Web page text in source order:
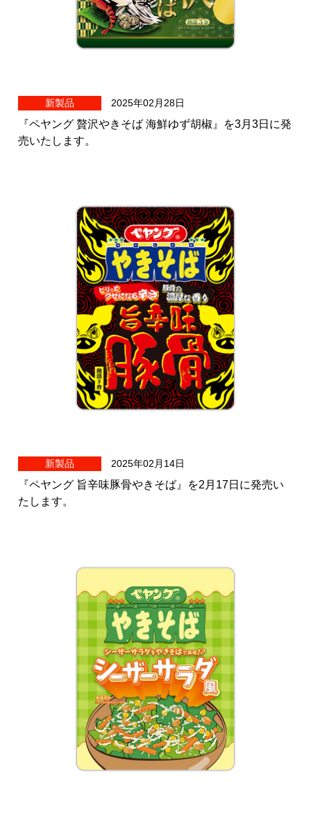
新製品 2025年02月28日
『ペヤング 贅沢やきそば 海鮮ゆず胡椒』を3月3日に発
売いたします。
新製品 2025年02月14日
『ペヤング 旨辛味豚骨やきそば』を2月17日に発売い
たします。